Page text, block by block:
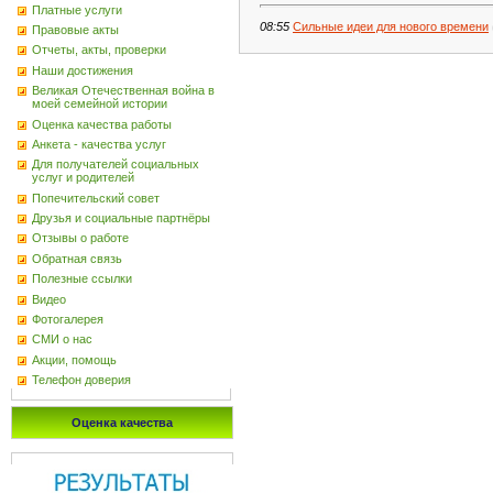
Платные услуги
Правовые акты
Отчеты, акты, проверки
Наши достижения
Великая Отечественная война в
моей семейной истории
Оценка качества работы
Анкета - качества услуг
Для получателей социальных
услуг и родителей
Попечительский совет
Друзья и социальные партнёры
Отзывы о работе
Обратная связь
Полезные ссылки
Видео
Фотогалерея
СМИ о нас
Акции, помощь
Телефон доверия
Оценка качества
08:55 Сильные идеи для нового времени